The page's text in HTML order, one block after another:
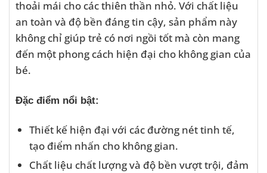
thoải mái cho các thiên thần nhỏ. Với chất liệu
an toàn và độ bền đáng tin cậy, sản phẩm này
không chỉ giúp trẻ có nơi ngồi tốt mà còn mang
đến một phong cách hiện đại cho không gian của
bé.
Đặc điểm nổi bật:
Thiết kế hiện đại với các đường nét tinh tế,
tạo điểm nhấn cho không gian.
Chất liệu chất lượng và độ bền vượt trội, đảm